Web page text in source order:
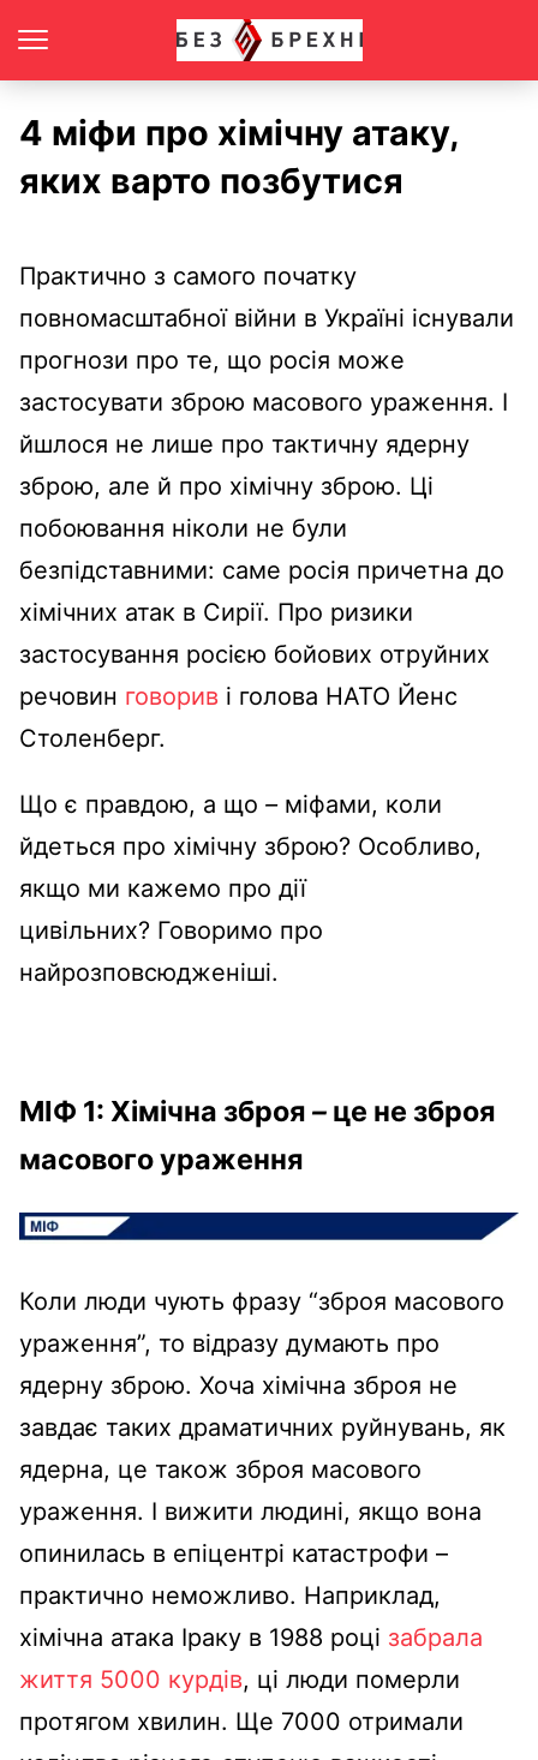
4 міфи про хімічну атаку,
яких варто позбутися
Практично з самого початку
повномасштабної війни в Україні існували
прогнози про те, що росія може
застосувати зброю масового ураження. І
йшлося не лише про тактичну ядерну
зброю, але й про хімічну зброю. Ці
побоювання ніколи не були
безпідставними: саме росія причетна до
хімічних атак в Сирії. Про ризики
застосування росією бойових отруйних
речовин говорив і голова НАТО Йенс
Столенберг.
Що є правдою, а що ​​ –міфами, коли
йдеться про хімічну зброю? Особливо,
якщо ми кажемо про дії
цивільних? Говоримо про
найрозповсюдженіші.
МІФ 1: Хімічна зброя – це не зброя
масового ураження
Коли люди чують фразу “зброя масового
ураження”, то відразу думають про
ядерну зброю. Хоча хімічна зброя не
завдає таких драматичних руйнувань, як
ядерна, це також зброя масового
ураження. І вижити людині, якщо вона
опинилась в епіцентрі катастрофи –
практично неможливо. Наприклад,
хімічна атака Іраку в 1988 році забрала
життя 5000 курдів, ці люди померли
протягом хвилин. Ще 7000 отримали